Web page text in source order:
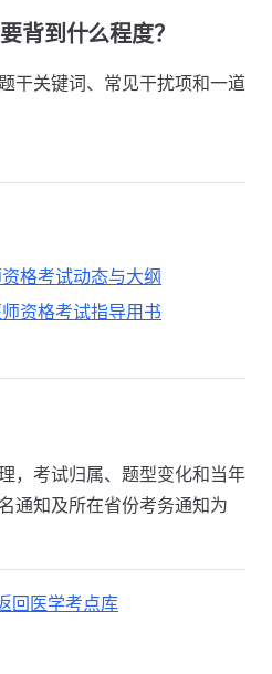
背到什么程度？
干关键词、常见干扰项和一道
格考试动态与大纲
资格考试指导用书
，考试归属、题型变化和当年
通知及所在省份考务通知为
回医学考点库